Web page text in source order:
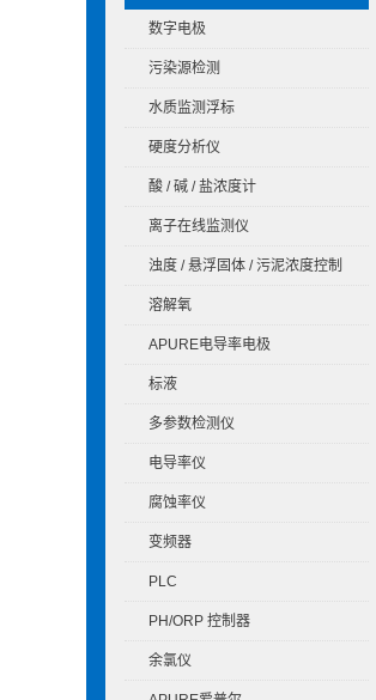
数字电极
污染源检测
水质监测浮标
硬度分析仪
酸 / 碱 / 盐浓度计
离子在线监测仪
浊度 / 悬浮固体 / 污泥浓度控制
溶解氧
APURE电导率电极
标液
多参数检测仪
电导率仪
腐蚀率仪
变频器
PLC
PH/ORP 控制器
余氯仪